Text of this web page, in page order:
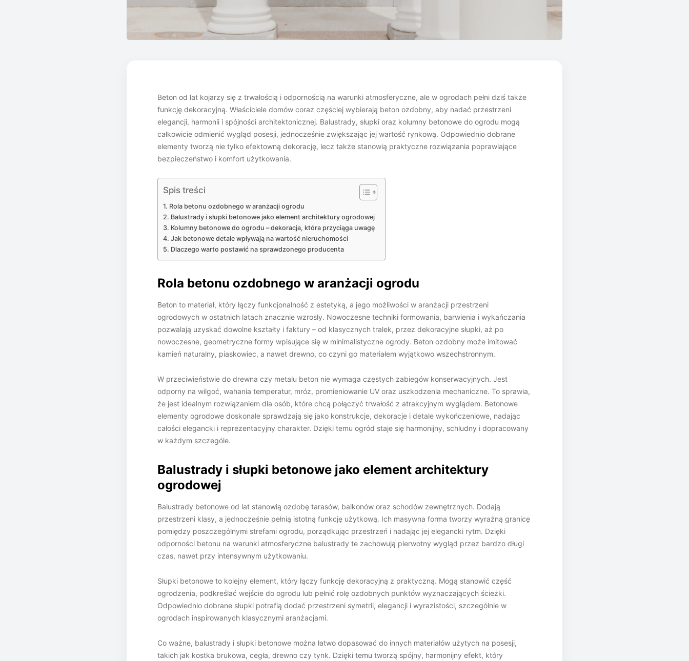
Beton od lat kojarzy się z trwałością i odpornością na warunki atmosferyczne, ale w ogrodach pełni dziś także
funkcję dekoracyjną. Właściciele domów coraz częściej wybierają beton ozdobny, aby nadać przestrzeni
elegancji, harmonii i spójności architektonicznej. Balustrady, słupki oraz kolumny betonowe do ogrodu mogą
całkowicie odmienić wygląd posesji, jednocześnie zwiększając jej wartość rynkową. Odpowiednio dobrane
elementy tworzą nie tylko efektowną dekorację, lecz także stanowią praktyczne rozwiązania poprawiające
bezpieczeństwo i komfort użytkowania.
Spis treści
Rola betonu ozdobnego w aranżacji ogrodu
Balustrady i słupki betonowe jako element architektury ogrodowej
Kolumny betonowe do ogrodu – dekoracja, która przyciąga uwagę
Jak betonowe detale wpływają na wartość nieruchomości
Dlaczego warto postawić na sprawdzonego producenta
Rola betonu ozdobnego w aranżacji ogrodu
Beton to materiał, który łączy funkcjonalność z estetyką, a jego możliwości w aranżacji przestrzeni
ogrodowych w ostatnich latach znacznie wzrosły. Nowoczesne techniki formowania, barwienia i wykańczania
pozwalają uzyskać dowolne kształty i faktury – od klasycznych tralek, przez dekoracyjne słupki, aż po
nowoczesne, geometryczne formy wpisujące się w minimalistyczne ogrody. Beton ozdobny może imitować
kamień naturalny, piaskowiec, a nawet drewno, co czyni go materiałem wyjątkowo wszechstronnym.
W przeciwieństwie do drewna czy metalu beton nie wymaga częstych zabiegów konserwacyjnych. Jest
odporny na wilgoć, wahania temperatur, mróz, promieniowanie UV oraz uszkodzenia mechaniczne. To sprawia,
że jest idealnym rozwiązaniem dla osób, które chcą połączyć trwałość z atrakcyjnym wyglądem. Betonowe
elementy ogrodowe doskonale sprawdzają się jako konstrukcje, dekoracje i detale wykończeniowe, nadając
całości elegancki i reprezentacyjny charakter. Dzięki temu ogród staje się harmonijny, schludny i dopracowany
w każdym szczególe.
Balustrady i słupki betonowe jako element architektury
ogrodowej
Balustrady betonowe od lat stanowią ozdobę tarasów, balkonów oraz schodów zewnętrznych. Dodają
przestrzeni klasy, a jednocześnie pełnią istotną funkcję użytkową. Ich masywna forma tworzy wyraźną granicę
pomiędzy poszczególnymi strefami ogrodu, porządkując przestrzeń i nadając jej elegancki rytm. Dzięki
odporności betonu na warunki atmosferyczne balustrady te zachowują pierwotny wygląd przez bardzo długi
czas, nawet przy intensywnym użytkowaniu.
Słupki betonowe to kolejny element, który łączy funkcję dekoracyjną z praktyczną. Mogą stanowić część
ogrodzenia, podkreślać wejście do ogrodu lub pełnić rolę ozdobnych punktów wyznaczających ścieżki.
Odpowiednio dobrane słupki potrafią dodać przestrzeni symetrii, elegancji i wyrazistości, szczególnie w
ogrodach inspirowanych klasycznymi aranżacjami.
Co ważne, balustrady i słupki betonowe można łatwo dopasować do innych materiałów użytych na posesji,
takich jak kostka brukowa, cegła, drewno czy tynk. Dzięki temu tworzą spójny, harmonijny efekt, który